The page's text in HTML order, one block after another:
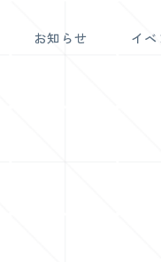
お知らせ イベ